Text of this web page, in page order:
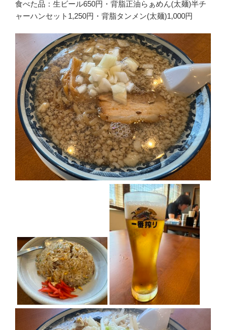
食べた品：生ビール650円・背脂正油らぁめん(太麺)半チ
ャーハンセット1,250円・背脂タンメン(太麺)1,000円